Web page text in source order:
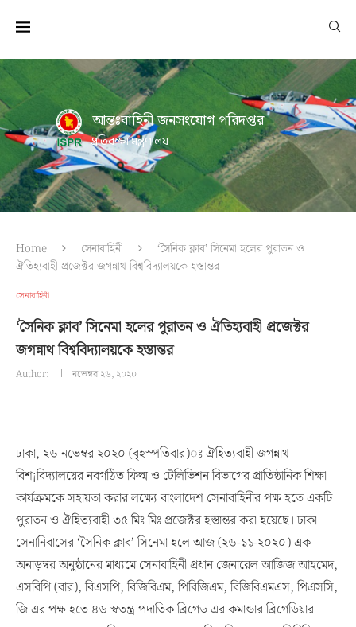
আন্তঃবাহিনী জনসংযোগ পরিদপ্তর
প্রতিরক্ষা মন্ত্রণালয়
Home সেনাবাহিনী
‘সৈনিক ক্লাব’ সিনেমা হলের পুরাতন ও
ঐতিহ্যবাহী প্রজেক্টর জগন্নাথ বিশ্ববিদ্যালয়কে হস্তান্তর
সেনাবাহিনী
‘সৈনিক ক্লাব’ সিনেমা হলের পুরাতন ও ঐতিহ্যবাহী প্রজেক্টর
জগন্নাথ বিশ্ববিদ্যালয়কে হস্তান্তর
Author: নভেম্বর ২৬, ২০২০
ঢাকা, ২৬ নভেম্বর ২০২০ (বৃহস্পতিবার)ঃ ঐহিত্যবাহী জগন্নাথ
বিশ¡বিদ্যালয়ের নবগঠিত ফিল্ম ও টেলিভিশন বিভাগের প্রাতিষ্ঠানিক শিক্ষা
কার্যক্রমকে সহায়তা করার লক্ষ্যে বাংলাদেশ সেনাবাহিনীর পক্ষ হতে একটি
পুরাতন ও ঐহিত্যবাহী ৩৫ মিঃ মিঃ প্রজেক্টর হস্তান্তর করা হয়েছে। ঢাকা
সেনানিবাসের ‘সৈনিক ক্লাব’ সিনেমা হলে আজ (২৬-১১-২০২০) এক
অনাড়ম্বর অনুষ্ঠানের মাধ্যমে সেনাবাহিনী প্রধান জেনারেল আজিজ আহমেদ,
এসবিপি (বার), বিএসপি, বিজিবিএম, পিবিজিএম, বিজিবিএমএস, পিএসসি,
জি এর পক্ষ হতে ৪৬ স্বতন্ত্র পদাতিক ব্রিগেড এর কমান্ডার ব্রিগেডিয়ার